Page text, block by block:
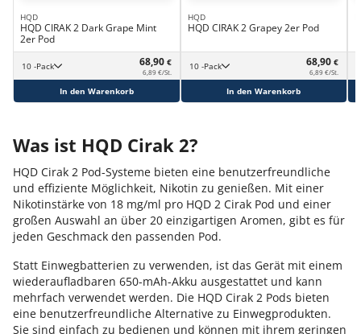
HQD
HQD CIRAK 2 Dark Grape Mint
2er Pod
10 -Pack 68,90 €
6,89 €/St.
In den Warenkorb
HQD
HQD CIRAK 2 Grapey 2er Pod
10 -Pack 68,90 €
6,89 €/St.
In den Warenkorb
Was ist HQD Cirak 2?
HQD Cirak 2 Pod-Systeme bieten eine benutzerfreundliche
und effiziente Möglichkeit, Nikotin zu genießen. Mit einer
Nikotinstärke von 18 mg/ml pro HQD 2 Cirak Pod und einer
großen Auswahl an über 20 einzigartigen Aromen, gibt es für
jeden Geschmack den passenden Pod.
Statt Einwegbatterien zu verwenden, ist das Gerät mit einem
wiederaufladbaren 650-mAh-Akku ausgestattet und kann
mehrfach verwendet werden. Die HQD Cirak 2 Pods bieten
eine benutzerfreundliche Alternative zu Einwegprodukten.
Sie sind einfach zu bedienen und können mit ihrem geringen